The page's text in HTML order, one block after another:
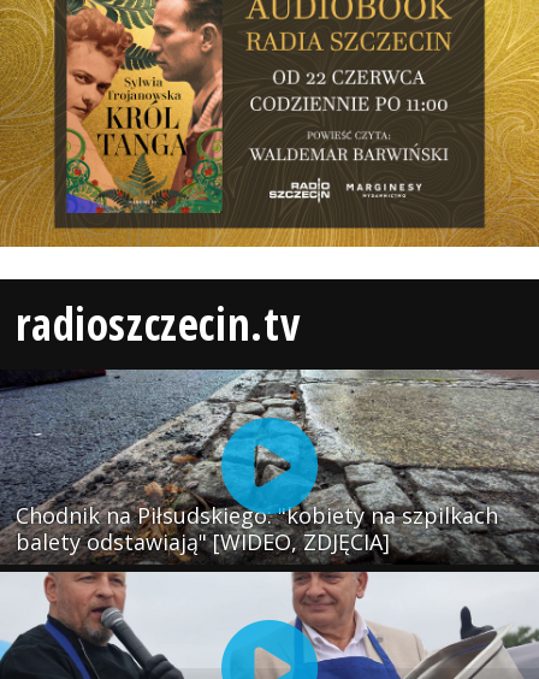
radioszczecin.tv
Chodnik na Piłsudskiego: "kobiety na szpilkach
balety odstawiają" [WIDEO, ZDJĘCIA]